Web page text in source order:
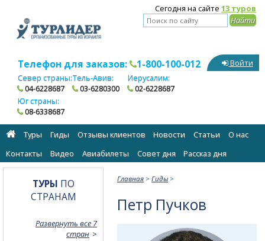
Сегодня на сайте 13 туров
Телефон для заказов: 1-800-100-012
Север страны:
04-6228687
Тель-Авив:
03-6280300
Иерусалим:
02-6228687
Юг страны:
08-6338687
Войти
Туры Гиды Отзывы клиентов Новости Статьи
О нас
Контакты
Видео Авиабилеты Cовет дня Рассказ дня
Главная >Гиды >
Петр Пучков
ТУРЫ ПО
СТРАНАМ
Развернуть все 7
стран